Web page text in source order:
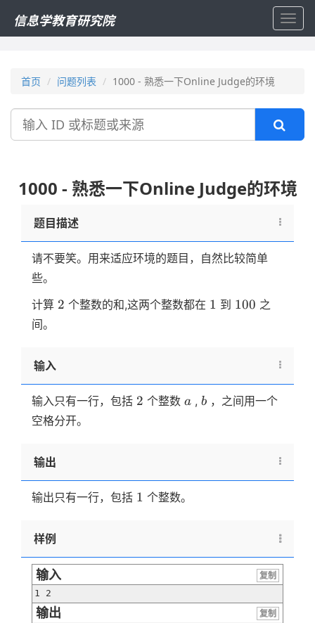
信息学教育研究院
首页 问题列表 1000 - 熟悉一下Online Judge的环境
搜
1000 - 熟悉一下Online Judge的环境
题目描述
请不要笑。用来适应环境的题目，自然比较简单
些。
计算 2
2 个整数的和,这两个整数都在 1
1 到 100
100 之
间。
输入
输入只有一行，包括 2
2 个整数 a
a , b
b ，之间用一个
空格分开。
输出
输出只有一行，包括 1
1 个整数。
样例
输入
复制
1 2
输出
复制